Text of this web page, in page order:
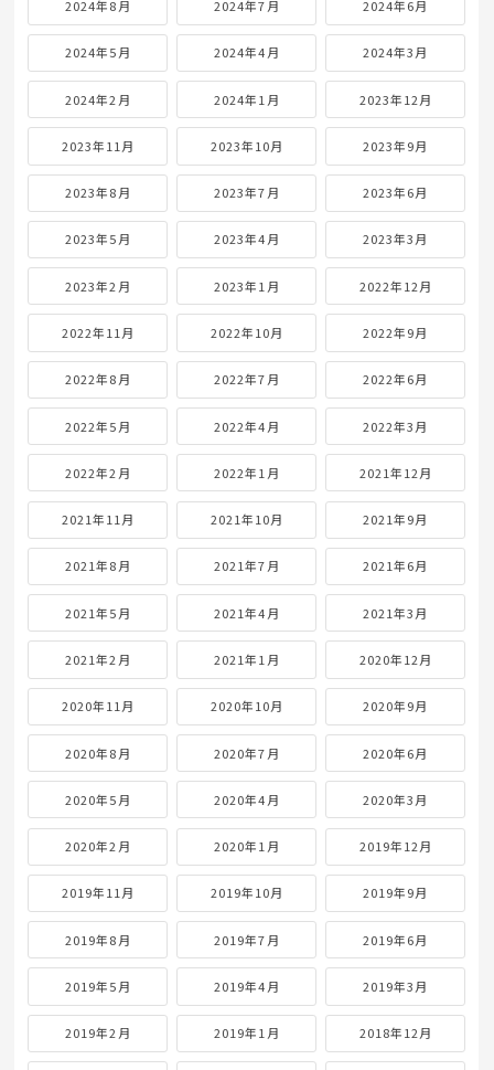
2024年8月 2024年7月 2024年6月
2024年5月 2024年4月 2024年3月
2024年2月 2024年1月 2023年12月
2023年11月 2023年10月 2023年9月
2023年8月 2023年7月 2023年6月
2023年5月 2023年4月 2023年3月
2023年2月 2023年1月 2022年12月
2022年11月 2022年10月 2022年9月
2022年8月 2022年7月 2022年6月
2022年5月 2022年4月 2022年3月
2022年2月 2022年1月 2021年12月
2021年11月 2021年10月 2021年9月
2021年8月 2021年7月 2021年6月
2021年5月 2021年4月 2021年3月
2021年2月 2021年1月 2020年12月
2020年11月 2020年10月 2020年9月
2020年8月 2020年7月 2020年6月
2020年5月 2020年4月 2020年3月
2020年2月 2020年1月 2019年12月
2019年11月 2019年10月 2019年9月
2019年8月 2019年7月 2019年6月
2019年5月 2019年4月 2019年3月
2019年2月 2019年1月 2018年12月